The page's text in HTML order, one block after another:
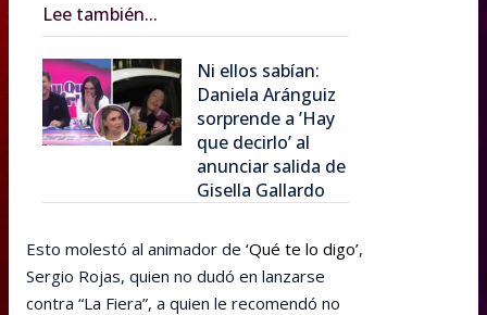
Lee también...
Ni ellos sabían:
Daniela Aránguiz
sorprende a ’Hay
que decirlo’ al
anunciar salida de
Gisella Gallardo
Esto molestó al animador de ‘Qué te lo digo’,
Sergio Rojas, quien no dudó en lanzarse
contra “La Fiera”, a quien le recomendó no